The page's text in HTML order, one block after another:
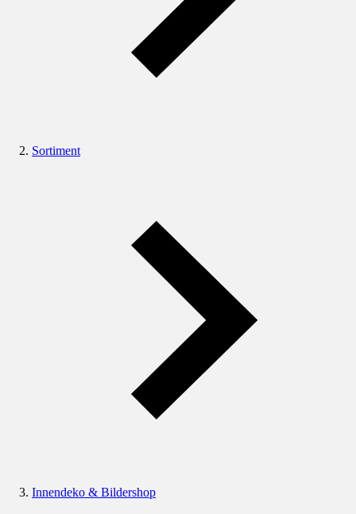
Sortiment
Innendeko & Bildershop